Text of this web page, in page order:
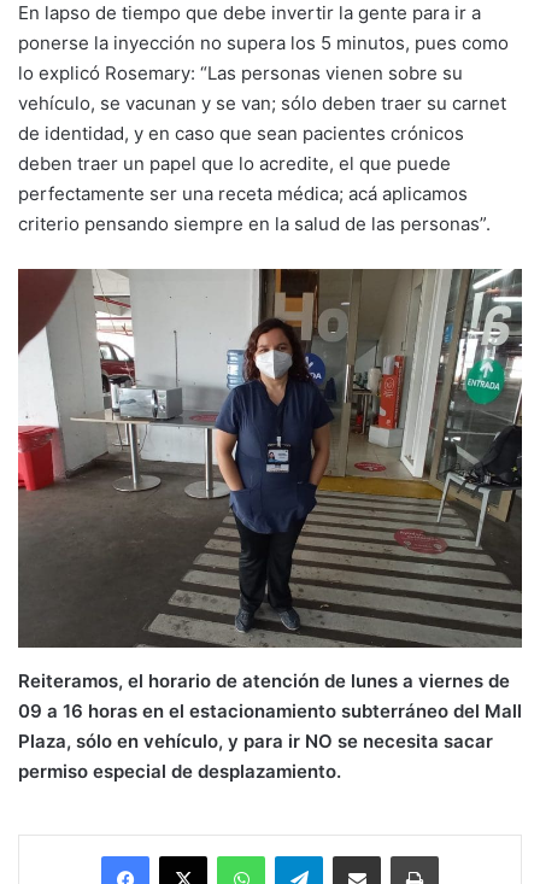
En lapso de tiempo que debe invertir la gente para ir a
ponerse la inyección no supera los 5 minutos, pues como
lo explicó Rosemary: “Las personas vienen sobre su
vehículo, se vacunan y se van; sólo deben traer su carnet
de identidad, y en caso que sean pacientes crónicos
deben traer un papel que lo acredite, el que puede
perfectamente ser una receta médica; acá aplicamos
criterio pensando siempre en la salud de las personas”.
Reiteramos, el horario de atención de lunes a viernes de
09 a 16 horas en el estacionamiento subterráneo del Mall
Plaza, sólo en vehículo, y para ir NO se necesita sacar
permiso especial de desplazamiento.
Facebook
X WhatsAppTelegramEnviar vía email Imprimir